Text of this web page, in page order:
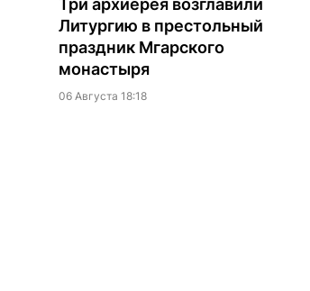
Три архиерея возглавили
Литургию в престольный
праздник Мгарского
монастыря
06 Августа 18:18